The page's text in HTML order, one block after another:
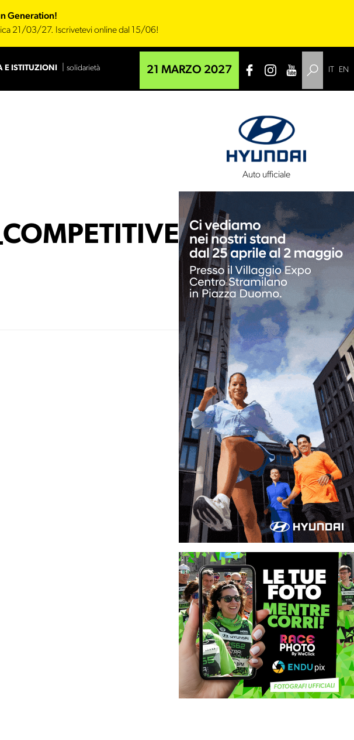
Generation!
21/03/27. Iscrivetevi online dal 15/06!
E ISTITUZIONI solidarietà 21 MARZO 2027 EN
Auto ufficiale